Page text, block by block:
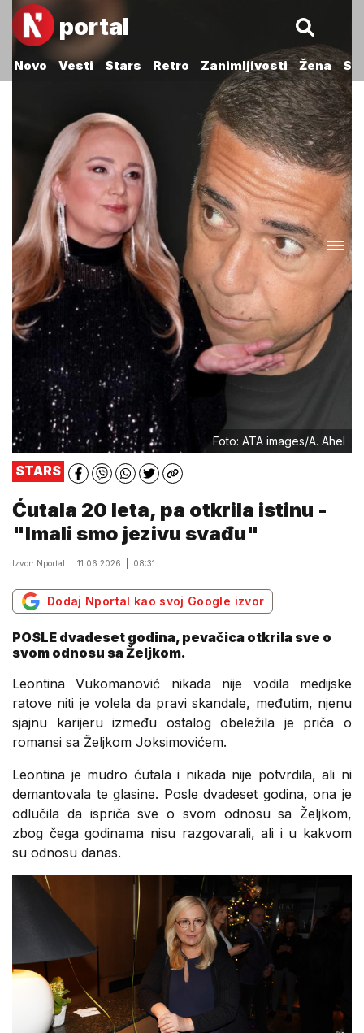
portal
Novo Vesti Stars Retro Zanimljivosti Žena
Foto: ATA images/A. Ahel
STARS
Ćutala 20 leta, pa otkrila istinu -
"Imali smo jezivu svađu"
Izvor: Nportal 11.06.2026 08:31
Dodaj Nportal kao svoj Google izvor
POSLE dvadeset godina, pevačica otkrila sve o
svom odnosu sa Željkom.
Leontina Vukomanović nikada nije vodila medijske
ratove niti je volela da pravi skandale, međutim, njenu
sjajnu karijeru između ostalog obeležila je priča o
romansi sa Željkom Joksimovićem.
Leontina je mudro ćutala i nikada nije potvrdila, ali ni
demantovala te glasine. Posle dvadeset godina, ona je
odlučila da ispriča sve o svom odnosu sa Željkom,
zbog čega godinama nisu razgovarali, ali i u kakvom
su odnosu danas.